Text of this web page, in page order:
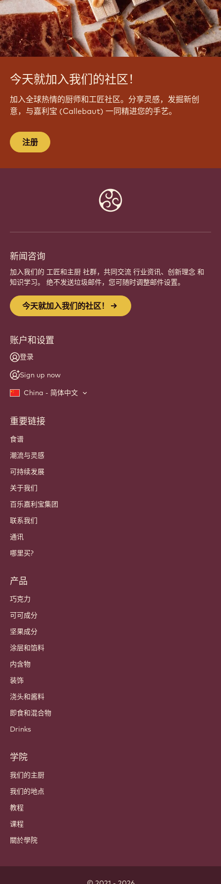
A
u
O
w
今天就加入我们的社区！
加入全球热情的厨师和工匠社区。分享灵感，发掘新创
意，与嘉利宝 (Callebaut) 一同精进您的手艺。
注册
新闻咨询
加入我们的 工匠和主厨 社群，共同交流 行业资讯、创新理念 和
知识学习。 绝不发送垃圾邮件，您可随时调整邮件设置。
今天就加入我们的社区！
账户和设置
登录
Sign up now
China - 简体中文
Footer
Callebaut
重要链接
食谱
潮流与灵感
可持续发展
关于我们
百乐嘉利宝集团
联系我们
通讯
哪里买?
产品
巧克力
可可成分
坚果成分
涂层和馅料
内含物
装饰
浇头和酱料
即食和混合物
Drinks
学院
我们的主厨
我们的地点
教程
课程
關於學院